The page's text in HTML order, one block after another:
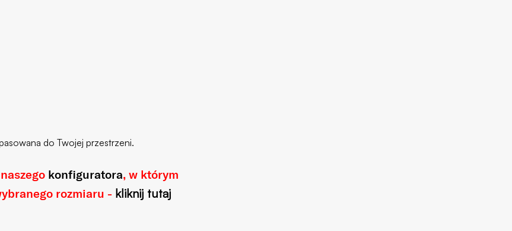
do Twojej przestrzeni.
konfiguratora, w którym
rozmiaru - kliknij tutaj